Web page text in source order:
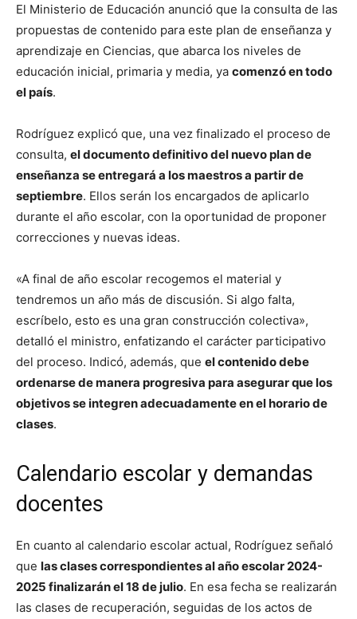
El Ministerio de Educación anunció que la consulta de las
propuestas de contenido para este plan de enseñanza y
aprendizaje en Ciencias, que abarca los niveles de
educación inicial, primaria y media, ya comenzó en todo
el país.
Rodríguez explicó que, una vez finalizado el proceso de
consulta, el documento definitivo del nuevo plan de
enseñanza se entregará a los maestros a partir de
septiembre. Ellos serán los encargados de aplicarlo
durante el año escolar, con la oportunidad de proponer
correcciones y nuevas ideas.
«A final de año escolar recogemos el material y
tendremos un año más de discusión. Si algo falta,
escríbelo, esto es una gran construcción colectiva»,
detalló el ministro, enfatizando el carácter participativo
del proceso. Indicó, además, que el contenido debe
ordenarse de manera progresiva para asegurar que los
objetivos se integren adecuadamente en el horario de
clases.
Calendario escolar y demandas
docentes
En cuanto al calendario escolar actual, Rodríguez señaló
que las clases correspondientes al año escolar 2024-
2025 finalizarán el 18 de julio. En esa fecha se realizarán
las clases de recuperación, seguidas de los actos de